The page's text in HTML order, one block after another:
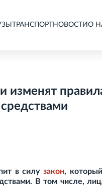
ТРАНСПОРТНОВОСТИ О
изменят
в силу закон,
В том числе,